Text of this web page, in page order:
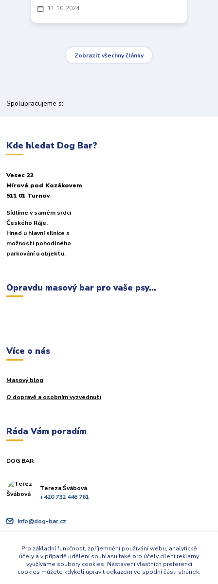
11 10 2024
Zobrazit všechny články
Spolupracujeme s:
Kde hledat Dog Bar?
Vesec 22
Mírová pod Kozákovem
511 01 Turnov
Sídlíme v samém srdci
Českého Ráje.
Hned u hlavní silnice s
možností pohodlného
parkování u objektu.
Opravdu masový bar pro vaše psy...
Více o nás
Masový blog
O dopravě a osobním vyzvednutí
Ráda Vám poradím
DOG BAR
Tereza Švábová
+420 732 446 761
info@dog-bar.cz
Pro základní funkčnost, zpříjemnění používání webu, analytické
účely a v případě udělení souhlasu také pro účely cílení reklamy
využíváme soubory cookies. Nastavení vlastních preferencí
cookies můžete kdykoli upravit odkazem ve spodní části stránek.